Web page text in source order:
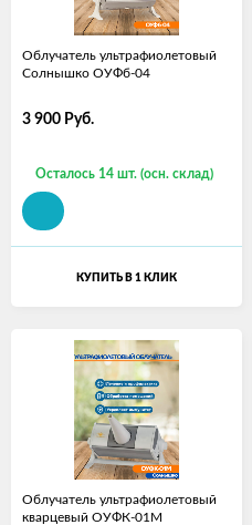
Облучатель ультрафиолетовый
Солнышко ОУФб-04
3 900 Руб.
Осталось 14 шт. (осн. склад)
КУПИТЬ В 1 КЛИК
Облучатель ультрафиолетовый
кварцевый ОУФК-01М